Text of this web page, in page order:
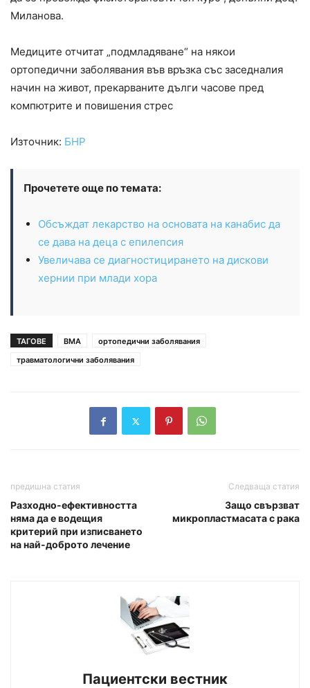
Миланова.
Медиците отчитат „подмладяване“ на някои
ортопедични заболявания във връзка със заседналия
начин на живот, прекарваните дълги часове пред
компютрите и повишения стрес
Източник: БНР
Прочетете още по темата:
Обсъждат лекарство на основата на канабис да
се дава на деца с епилепсия
Увеличава се диагностицирането на дискови
хернии при млади хора
ТАГОВЕ ВМА
ортопедични заболявания
травматологични заболявания
предишна статия
Разходно-ефективността
няма да е водещия
критерий при изписването
на най-доброто лечение
Следваща статия
Защо свързват
микропластмасата с рака
Пациентски вестник